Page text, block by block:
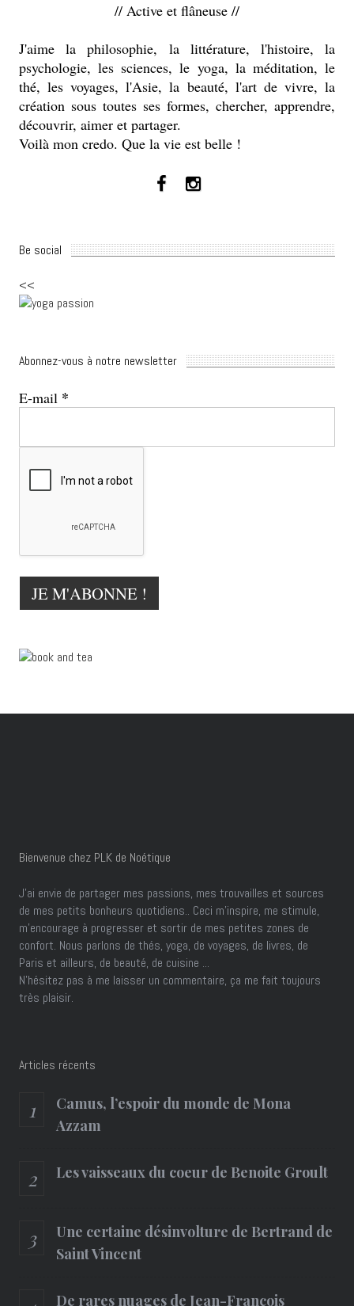
// Active et flâneuse //
J'aime la philosophie, la littérature, l'histoire, la
psychologie, les sciences, le yoga, la méditation, le
thé, les voyages, l'Asie, la beauté, l'art de vivre, la
création sous toutes ses formes, chercher, apprendre,
découvrir, aimer et partager.
Voilà mon credo. Que la vie est belle !
Be social
<<
Abonnez-vous à notre newsletter
E-mail *
Bienvenue chez PLK de Noétique
J’ai envie de partager mes passions, mes trouvailles et sources
de mes petits bonheurs quotidiens.. Ceci m'inspire, me stimule,
m'encourage à progresser et sortir de mes petites zones de
confort. Nous parlons de thés, yoga, de voyages, de livres, de
Paris et ailleurs, de beauté, de cuisine ...
N'hésitez pas à me laisser un commentaire, ça me fait toujours
très plaisir.
Articles récents
Camus, l’espoir du monde de Mona
Azzam
Les vaisseaux du coeur de Benoite Groult
Une certaine désinvolture de Bertrand de
Saint Vincent
De rares nuages de Jean-François